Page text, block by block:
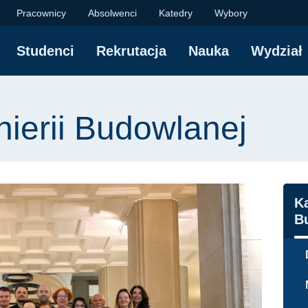
| Wydział
Pracownicy Absolwenci Katedry Wybory
Studenci Rekrutacja Nauka Wydział
Budowlanej